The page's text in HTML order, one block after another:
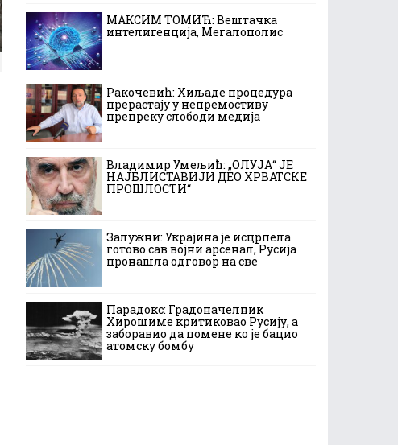
МАКСИМ ТОМИЋ: Вештачка
интелигенција, Мегалополис
Ракочевић: Хиљаде процедура
прерастају у непремостиву
препреку слободи медија
Владимир Умељић: „ОЛУЈА“ ЈЕ
НАЈБЛИСТАВИЈИ ДЕО ХРВАТСКЕ
ПРОШЛОСТИ“
Залужни: Украјина је исцрпела
готово сав војни арсенал, Русија
пронашла одговор на све
Парадокс: Градоначелник
Хирошиме критиковао Русију, а
заборавио да помене ко је бацио
атомску бомбу